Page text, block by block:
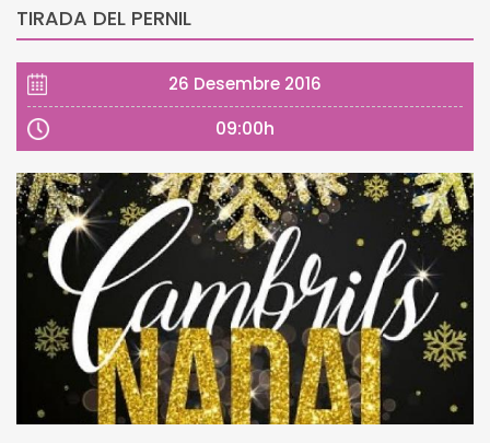
TIRADA DEL PERNIL
26 Desembre 2016
09:00h